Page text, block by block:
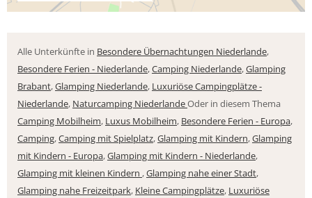
Alle Unterkünfte in Besondere Übernachtungen Niederlande,
Besondere Ferien - Niederlande,Camping Niederlande,Glamping
Brabant,Glamping Niederlande, Luxuriöse Campingplätze -
Niederlande, Naturcamping NiederlandeOder in diesem Thema
Camping Mobilheim, Luxus Mobilheim, Besondere Ferien - Europa,
Camping,Camping mit Spielplatz,Glamping mit Kindern,Glamping
mit Kindern - Europa,Glamping mit Kindern - Niederlande,
Glamping mit kleinen Kindern ,Glamping nahe einer Stadt,
Glamping nahe Freizeitpark, Kleine Campingplätze, Luxuriöse